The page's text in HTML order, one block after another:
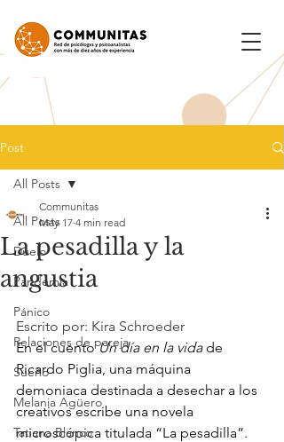
Post
All Posts
Duelo
Pandemia
Pánico
Relaciones de pareja
Sueño
Melania Agüero
Tatiana Blanco
All Posts
La pesadilla y la
angustia
Communitas
May 17 4 min read
Escrito por: Kira Schroeder
En el cuento Un día en la vida de
Ricardo Piglia, una máquina
demoniaca destinada a desechar a los
creativos escribe una novela
microscópica titulada “La pesadilla”.